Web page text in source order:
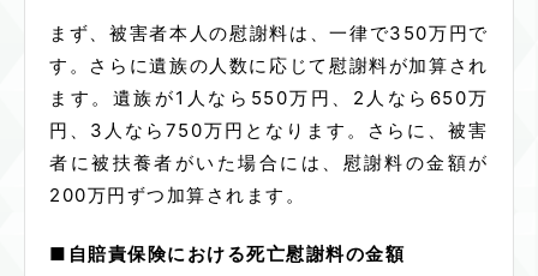
まず、被害者本人の慰謝料は、一律で350万円で
す。さらに遺族の人数に応じて慰謝料が加算され
ます。遺族が1人なら550万円、2人なら650万
円、3人なら750万円となります。さらに、被害
者に被扶養者がいた場合には、慰謝料の金額が
200万円ずつ加算されます。
■自賠責保険における死亡慰謝料の金額